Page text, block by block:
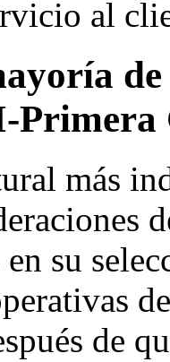
al
Primera
más
su
de